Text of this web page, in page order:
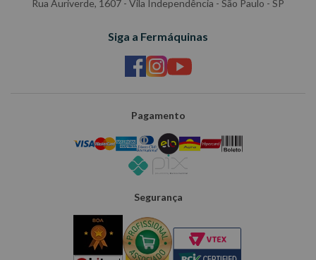
Rua Auriverde, 1607 - Vila Independência - São Paulo - SP
Siga a Fermáquinas
Pagamento
Segurança